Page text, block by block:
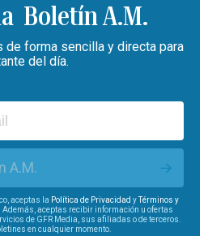
Boletín A.M.
de forma sencilla y directa para
del día.
A.M.
aceptas la Política de Privacidad yTérminos y
Además, aceptas recibir información u ofertas
de GFR Media, sus afiliadas o de terceros.
en cualquier momento.